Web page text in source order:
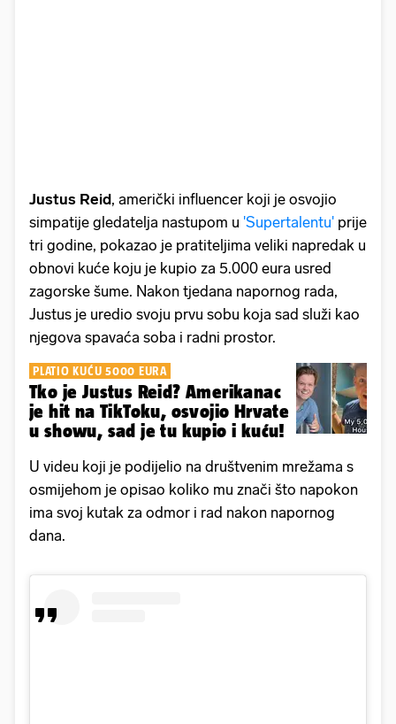
Justus Reid, američki influencer koji je osvojio
simpatije gledatelja nastupom u 'Supertalentu' prije
tri godine, pokazao je pratiteljima veliki napredak u
obnovi kuće koju je kupio za 5.000 eura usred
zagorske šume. Nakon tjedana napornog rada,
Justus je uredio svoju prvu sobu koja sad služi kao
njegova spavaća soba i radni prostor.
PLATIO KUĆU 5000 EURA
Tko je Justus Reid? Amerikanac
je hit na TikToku, osvojio Hrvate
u showu, sad je tu kupio i kuću!
U videu koji je podijelio na društvenim mrežama s
osmijehom je opisao koliko mu znači što napokon
ima svoj kutak za odmor i rad nakon napornog
dana.